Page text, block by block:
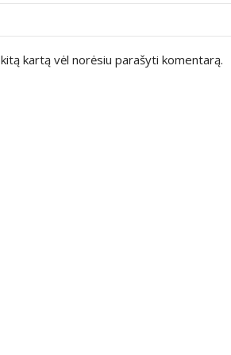
kartą vėl norėsiu parašyti komentarą.